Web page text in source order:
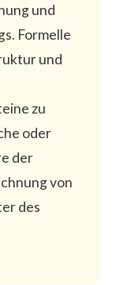
und
Formelle
und
zu
oder
der
von
des